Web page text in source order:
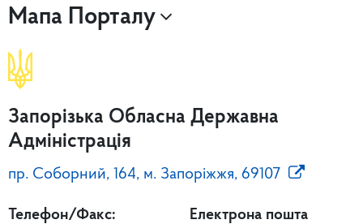
Мапа Порталу
Запорізька Обласна Державна
Адміністрація
пр. Соборний, 164, м. Запоріжжя, 69107
Телефон/Факс:
Електрона пошта